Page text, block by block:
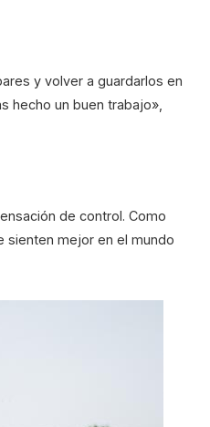
y volver a guardarlos en
hecho un buen trabajo»,
de control. Como
sienten mejor en el mundo